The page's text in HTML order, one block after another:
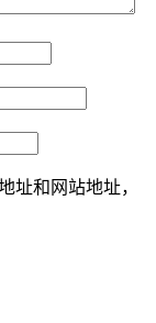
址和网站地址，